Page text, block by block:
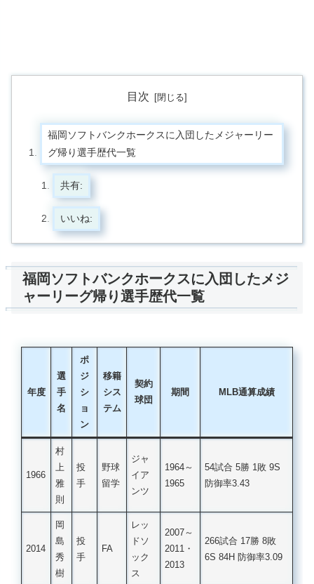
目次
福岡ソフトバンクホークスに入団したメジャーリー
グ帰り選手歴代一覧
共有:
いいね:
福岡ソフトバンクホークスに入団したメジ
ャーリーグ帰り選手歴代一覧
年度
選
手
名
ポ
ジ
シ
ョ
ン
移籍
シス
テム
契約
球団
期間 MLB通算成績
1966
村
上
雅
則
投
手
野球
留学
ジャ
イア
ンツ
1964～
1965
54試合 5勝 1敗 9S
防御率3.43
2014
岡
島
秀
樹
投
手
FA
レッ
ドソ
ック
ス
2007～
2011・
2013
266試合 17勝 8敗
6S 84H 防御率3.09